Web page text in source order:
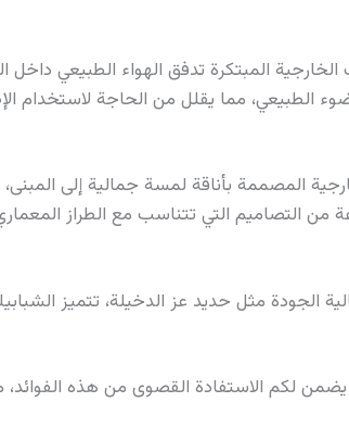
المبتكرة تدفق الهواء الطبيعي
الطبيعي، مما يقلل من الحاجة لاستخدام
المصممة بأناقة لمسة جمالية إلى
من التصاميم التي تتناسب مع الطراز
الجودة مثل حديد عز الدخيلة، تتميز
يضمن لكم الاستفادة القصوى من هذه